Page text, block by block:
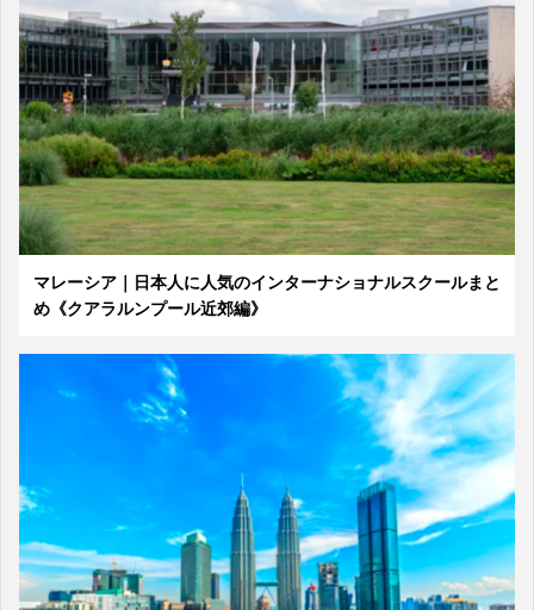
マレーシア｜日本人に人気のインターナショナルスクールまと
め《クアラルンプール近郊編》